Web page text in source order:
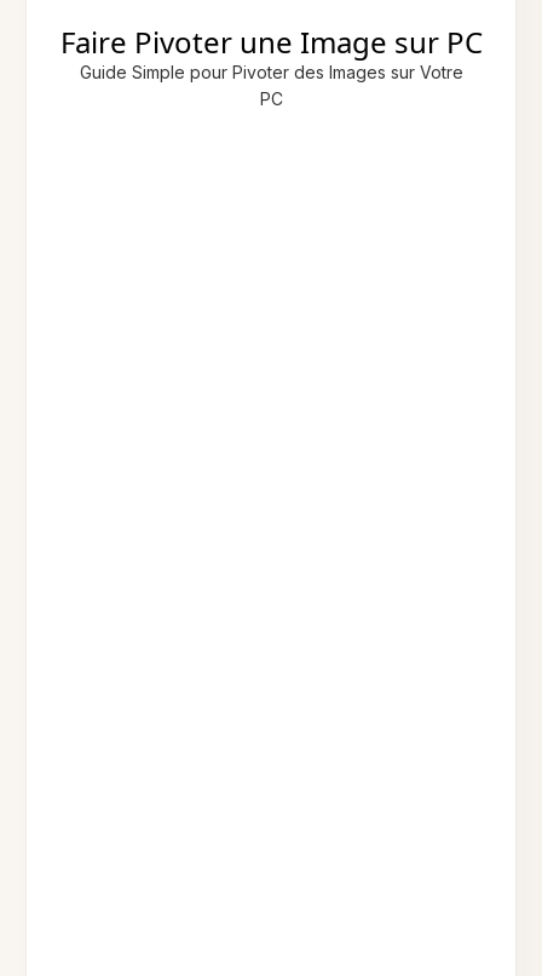
Faire Pivoter une Image sur PC
Guide Simple pour Pivoter des Images sur Votre
PC